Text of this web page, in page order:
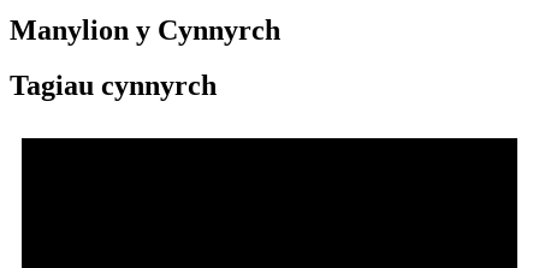
Manylion y Cynnyrch
Tagiau cynnyrch